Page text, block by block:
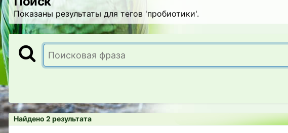
Показаны результаты для тегов 'пробиотики'.
Найдено 2 результата